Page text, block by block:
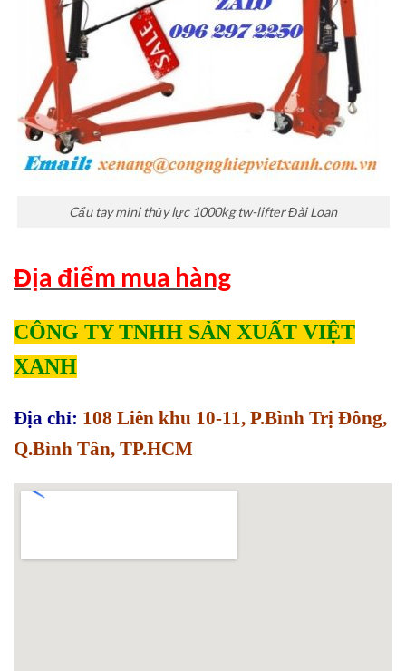
Cẩu tay mini thủy lực 1000kg tw-lifter Đài Loan
Địa điểm mua hàng
CÔNG TY TNHH SẢN XUẤT VIỆT
XANH
Địa chỉ: 108 Liên khu 10-11, P.Bình Trị Đông,
Q.Bình Tân, TP.HCM